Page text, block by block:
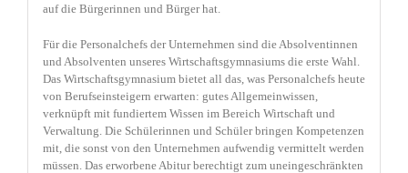
auf die Bürgerinnen und Bürger hat.
Für die Personalchefs der Unternehmen sind die Absolventinnen
und Absolventen unseres Wirtschaftsgymnasiums die erste Wahl.
Das Wirtschaftsgymnasium bietet all das, was Personalchefs heute
von Berufseinsteigern erwarten: gutes Allgemeinwissen,
verknüpft mit fundiertem Wissen im Bereich Wirtschaft und
Verwaltung. Die Schülerinnen und Schüler bringen Kompetenzen
mit, die sonst von den Unternehmen aufwendig vermittelt werden
müssen. Das erworbene Abitur berechtigt zum uneingeschränkten